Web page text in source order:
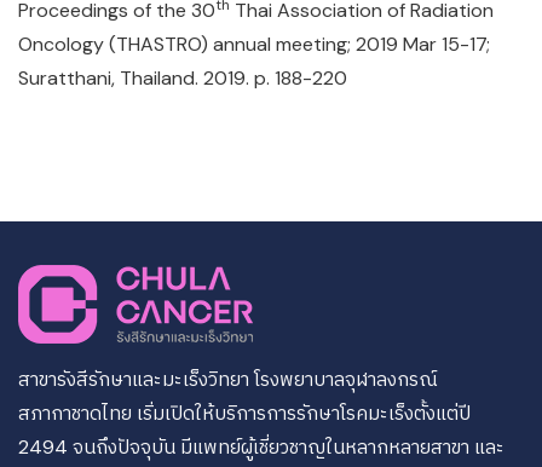
Proceedings of the 30th Thai Association of Radiation
Oncology (THASTRO) annual meeting; 2019 Mar 15-17;
Suratthani, Thailand. 2019. p. 188-220
สาขารังสีรักษาและมะเร็งวิทยา โรงพยาบาลจุฬาลงกรณ์
สภากาชาดไทย เริ่มเปิดให้บริการการรักษาโรคมะเร็งตั้งแต่ปี
2494 จนถึงปัจจุบัน มีแพทย์ผู้เชี่ยวชาญในหลากหลายสาขา และ